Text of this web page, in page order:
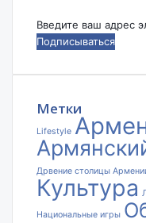
Введите
ваш
электронной
Метки
Lifestyle
Дрвение столицы
Культура
Национальные игры